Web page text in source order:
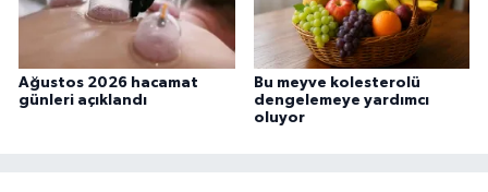
Ağustos 2026 hacamat
günleri açıklandı
Bu meyve kolesterolü
dengelemeye yardımcı
oluyor